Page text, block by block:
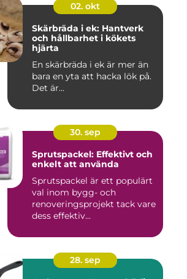
02. okt
Skärbräda i ek: Hantverk
och hållbarhet i kökets
hjärta
En skärbräda i ek är mer än
bara en yta att hacka lök på.
Det är...
30. sep
Sprutspackel: Effektivt och
enkelt att använda
Sprutspackel är ett populärt
val inom bygg- och
renoveringsprojekt tack vare
dess effektiv...
28. sep